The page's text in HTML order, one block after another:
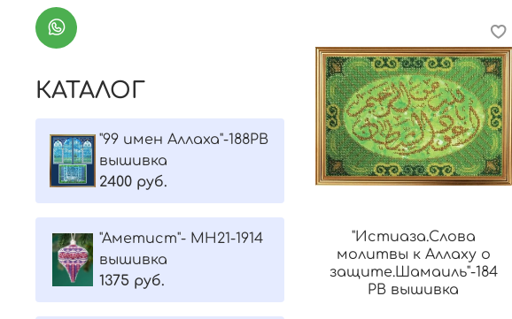
"Истиаза.Слова
молитвы к Аллаху о
защите.Шамаиль"-184
РВ вышивка
КАТАЛОГ
"99 имен Аллаха"-188РВ
вышивка
2400 руб.
"Aметист"- МH21-1914
вышивка
1375 руб.